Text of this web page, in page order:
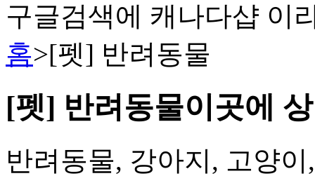
구글검색에 캐나다샵 이
홈>[펫] 반려동물
[펫] 반려동물이곳에
반려동물, 강아지, 고양